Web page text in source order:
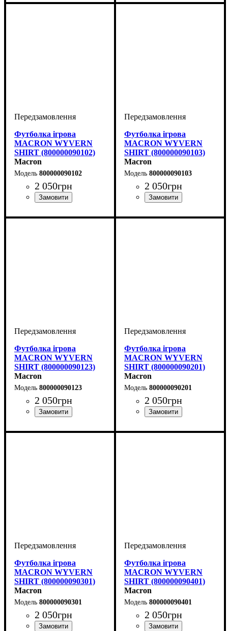
Футболка ігрова
MACRON WYVERN
SHIRT (800000090102)
Macron
800000090102
2 050грн
Чоловічий
Футболка ігрова
MACRON WYVERN
SHIRT (800000090103)
Macron
800000090103
2 050грн
Чоловічий
Футболка ігрова
MACRON WYVERN
SHIRT (800000090123)
Macron
800000090123
2 050грн
Чоловічий
Футболка ігрова
MACRON WYVERN
SHIRT (800000090201)
Macron
800000090201
2 050грн
Чоловічий
Футболка ігрова
MACRON WYVERN
SHIRT (800000090301)
Macron
800000090301
2 050грн
Футболка ігрова
MACRON WYVERN
SHIRT (800000090401)
Macron
800000090401
2 050грн